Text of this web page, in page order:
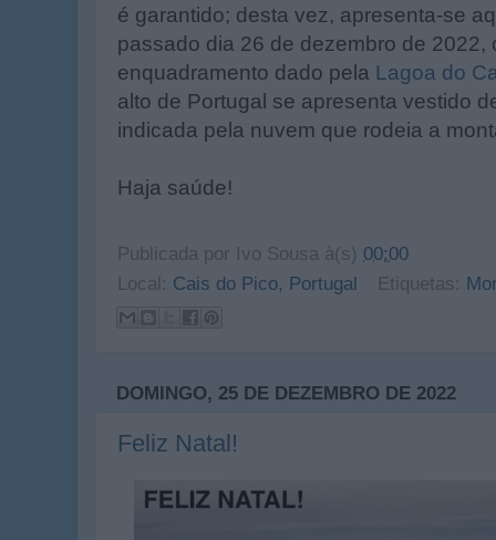
é garantido; desta vez, apresenta-se
passado dia 26 de dezembro de 2022,
enquadramento dado pela Lagoa do
alto de Portugal se apresenta vestido
indicada pela nuvem que rodeia a
Haja saúde!
Publicada por Ivo Sousa à(s) 00:00
Local: Cais do Pico, Portugal Etiquetas:
DOMINGO, 25 DE DEZEMBRO DE 2022
Feliz Natal!